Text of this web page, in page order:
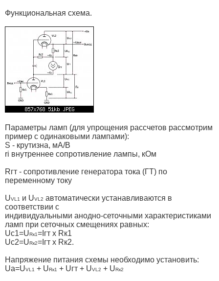
Функциональная схема.
Параметры ламп (для упрощения рассчетов рассмотрим
пример с одинаковыми лампами):
S - крутизна, мА/В
ri внутреннее сопротивление лампы, кОм
Rгт - сопротивление генератора тока (ГТ) по
переменному току
UVL1 и UVL2 автоматически устанавливаются в
соответствии с
индивидуальными анодно-сеточными характеристиками
ламп при сеточных смещениях равных:
Uс1=URк1=Iгт х Rк1
Uс2=URк2=Iгт х Rк2.
Напряжение питания схемы необходимо установить:
Uа=UVL1 + URк1 + Uгт + UVL2 + URк2